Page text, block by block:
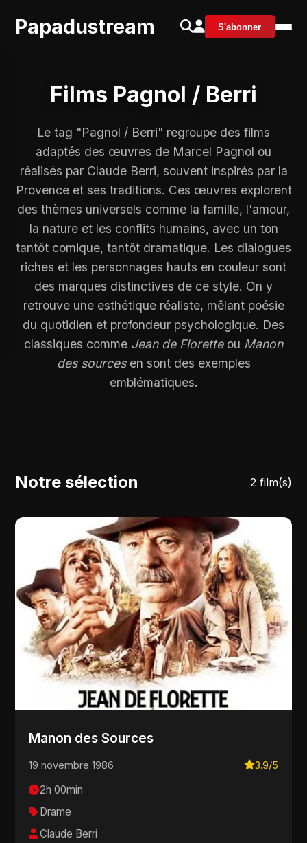
Papadustream S'abonner
Films Pagnol / Berri
Le tag "Pagnol / Berri" regroupe des films
adaptés des œuvres de Marcel Pagnol ou
réalisés par Claude Berri, souvent inspirés par la
Provence et ses traditions. Ces œuvres explorent
des thèmes universels comme la famille, l'amour,
la nature et les conflits humains, avec un ton
tantôt comique, tantôt dramatique. Les dialogues
riches et les personnages hauts en couleur sont
des marques distinctives de ce style. On y
retrouve une esthétique réaliste, mêlant poésie
du quotidien et profondeur psychologique. Des
classiques comme Jean de Floretteou Manon
des sourcesen sont des exemples
emblématiques.
Notre sélection 2 film(s)
Manon des Sources
19 novembre 1986 3.9/5
2h 00min
Drame
Claude Berri